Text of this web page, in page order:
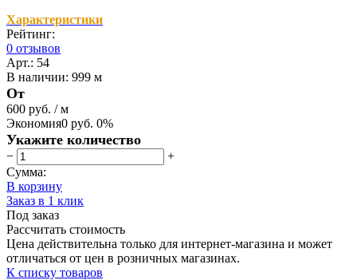
Характеристики
Рейтинг:
0 отзывов
Арт.: 54
В наличии: 999 м
От
600 руб. / м
Экономия0 руб. 0%
Укажите количество
−
+
Сумма:
В корзину
Заказ в 1 клик
Под заказ
Рассчитать стоимость
Цена действительна только для интернет-магазина и может
отличаться от цен в розничных магазинах.
К списку товаров